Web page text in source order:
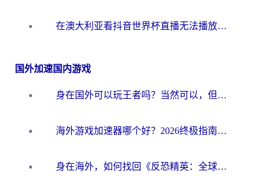
在澳大利亚看抖音世界杯直播无法播放？海外党体育观赛终极指南来了！
国外加速国内游戏
身在国外可以玩王者吗？当然可以，但你需要这份“加速”指南
海外游戏加速器哪个好？2026终极指南帮你畅玩国服+解决卡顿难题
身在海外，如何找回《反恐精英：全球攻势》国服的丝滑手感？一份给你的终极指南